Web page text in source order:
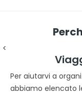
<
Per aiutarvi a
abbiamo elencato